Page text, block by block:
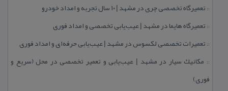
:: تعمیرگاه تخصصی چری در مشهد | ۱۰ سال تجربه و امداد خودرو
:: تعمیرگاه هایما در مشهد | عیب‌یابی تخصصی و امداد فوری
:: تعمیرات تخصصی لكسوس در مشهد | عیب‌یابی حرفه‌ای و امداد فوری
:: مكانیك سیار در مشهد | عیب‌یابی و تعمیر تخصصی در محل (سریع و
فوری)